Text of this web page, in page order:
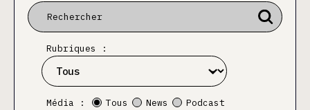
Rubriques :
Média : Tous News
Podcast